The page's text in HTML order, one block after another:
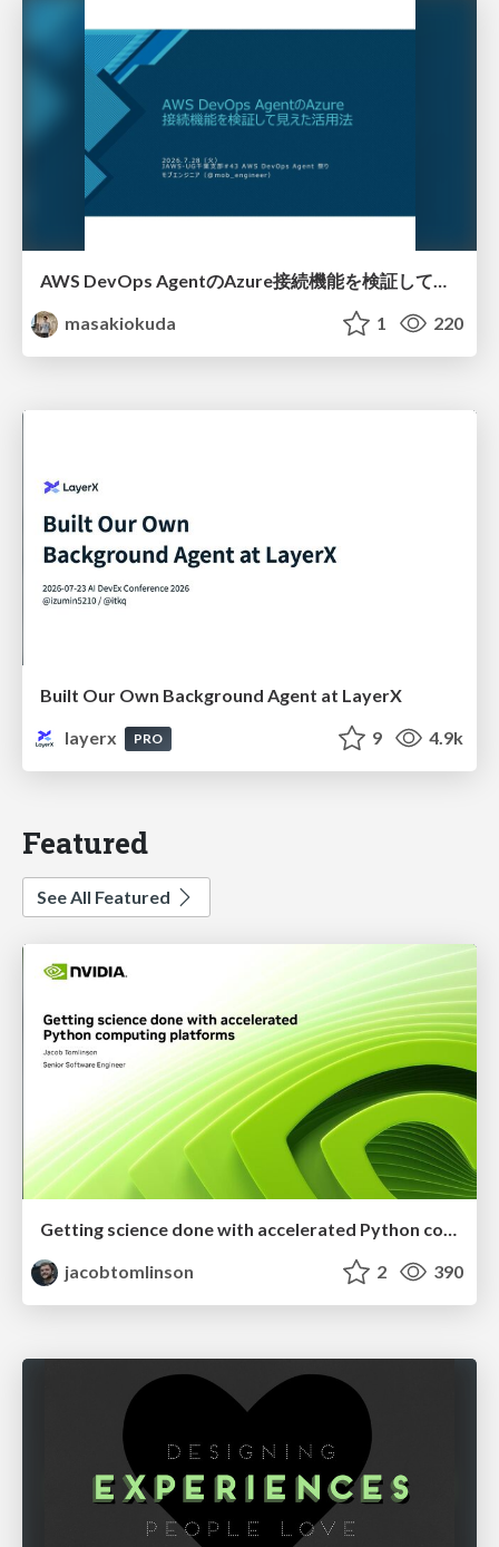
masakiokuda
1 220
Built Our Own Background Agent at LayerX
layerx
PRO 9 4.9k
Featured
See All Featured
Getting science done with accelerated Python computing platforms
jacobtomlinson
2 390